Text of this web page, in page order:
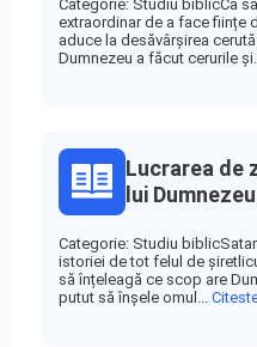
Categorie: Studiu biblicCa
extraordinar de a face ființe
aduce la desăvârșirea
Dumnezeu a făcut cerurile
Lucrarea de
lui Dumnezeu
Categorie: Studiu
istoriei de tot felul de
să înțeleagă ce scop are
putut să înșele omul...